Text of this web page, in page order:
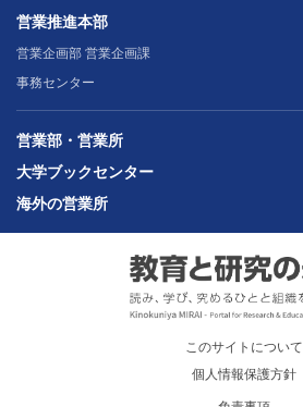
営業推進本部
営業企画部 営業企画課
事務センター
営業部・営業所
大学ブックセンター
海外の営業所
このサイトについて
個人情報保護方針